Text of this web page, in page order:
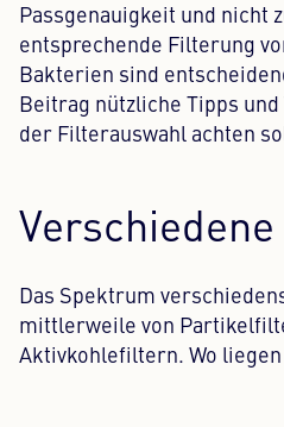
Sprache: Deutsch
Passgenauigkeit und nicht
entsprechende Filterung
Bakterien sind
Beitrag nützliche Tipps
der Filterauswahl achten
Das Spektrum
mittlerweile von
Aktivkohlefiltern. Wo